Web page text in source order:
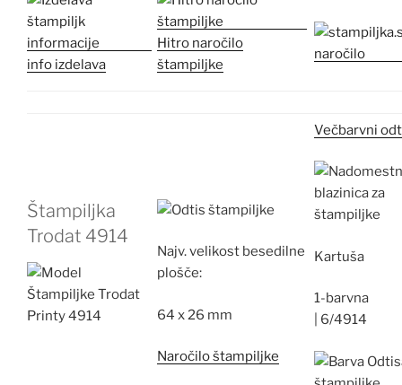
info izdelava
Hitro naročilo
štampiljke
Štampiljka
Trodat 4914
Najv.velikost besedilne
plošče:
64 x 26 mm
Naročilo štampiljke
Večbarvni
Kartuša
1-barvna
6/4914